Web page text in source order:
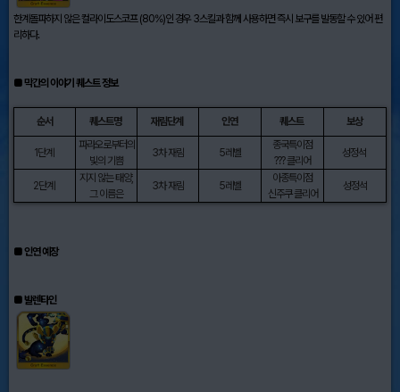
한계돌파하지 않은 컬라이도스코프 (80%)인 경우 3스킬과 함께 사용하면 즉시 보구를 발동할 수 있어 편
리하다.
■ 막간의 이야기 퀘스트 정보
순서 퀘스트명 재림단계 인연 퀘스트 보상
1단계
파라오로부터의
빛의 기쁨
3차 재림 5레벨
종국특이점
??? 클리어
성정석
2단계
지지 않는 태양,
그 이름은
3차 재림 5레벨
아종특이점
신주쿠 클리어
성정석
■ 인연 예장
■ 발렌타인